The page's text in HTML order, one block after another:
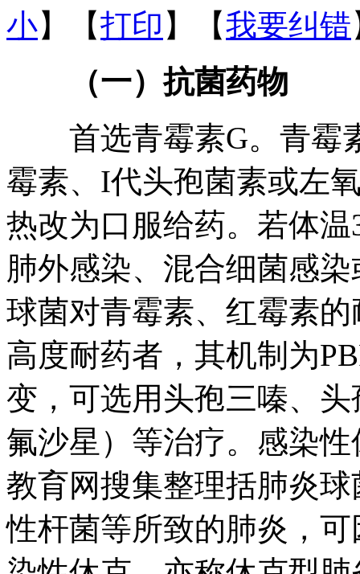
小】【打印 】【我要纠错
（一）抗菌药物
首选青霉素G。青霉
霉素、I代头孢菌素或左
热改为口服给药。若体
肺外感染、混合细菌感
球菌对青霉素、红霉素
高度耐药者，其机制为
变，可选用头孢三嗪、
氟沙星）等治疗。感染
教育网搜集整理括肺炎
性杆菌等所致的肺炎，